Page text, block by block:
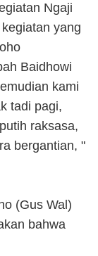
Ngaji
yang
Baidhowi
kami
tadi pagi,
raksasa,
bergantian, "
(Gus Wal)
bahwa